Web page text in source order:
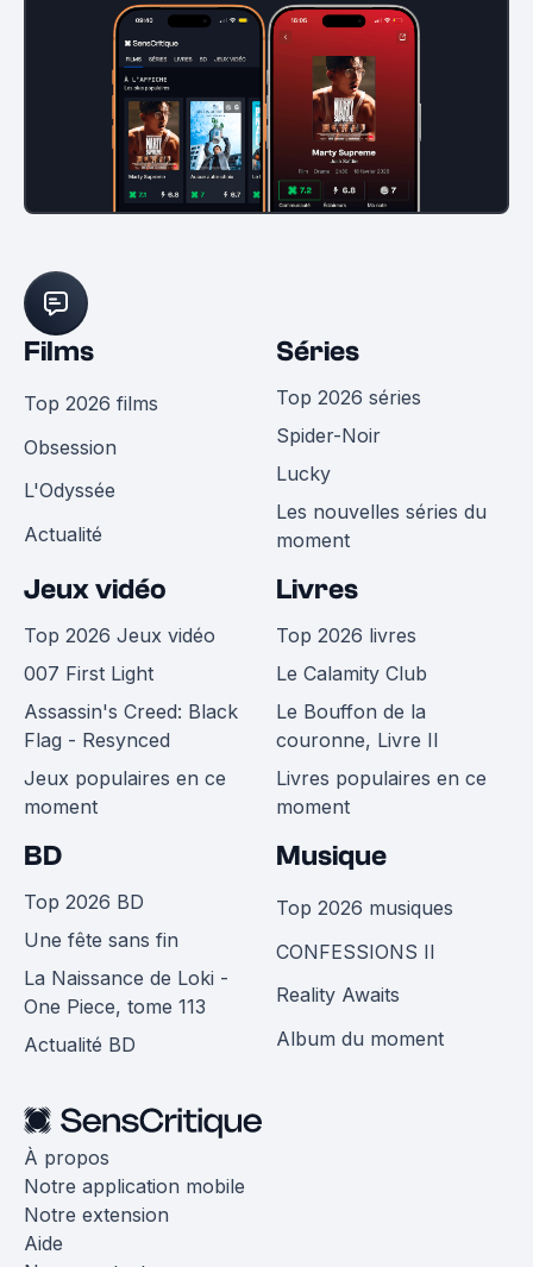
Films
Top 2026 films
Obsession
L'Odyssée
Actualité
Séries
Top 2026 séries
Spider-Noir
Lucky
Les nouvelles séries du
moment
Jeux vidéo
Top 2026 Jeux vidéo
007 First Light
Assassin's Creed: Black
Flag - Resynced
Jeux populaires en ce
moment
Livres
Top 2026 livres
Le Calamity Club
Le Bouffon de la
couronne, Livre II
Livres populaires en ce
moment
BD
Top 2026 BD
Une fête sans fin
La Naissance de Loki -
One Piece, tome 113
Actualité BD
Musique
Top 2026 musiques
CONFESSIONS II
Reality Awaits
Album du moment
À propos
Notre application mobile
Notre extension
Aide